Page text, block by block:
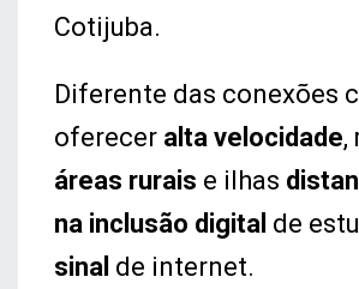
Cotijuba.
Diferente das conexões
oferecer alta velocidade,
áreas rurais e ilhas
na inclusão digital de
sinal de internet.